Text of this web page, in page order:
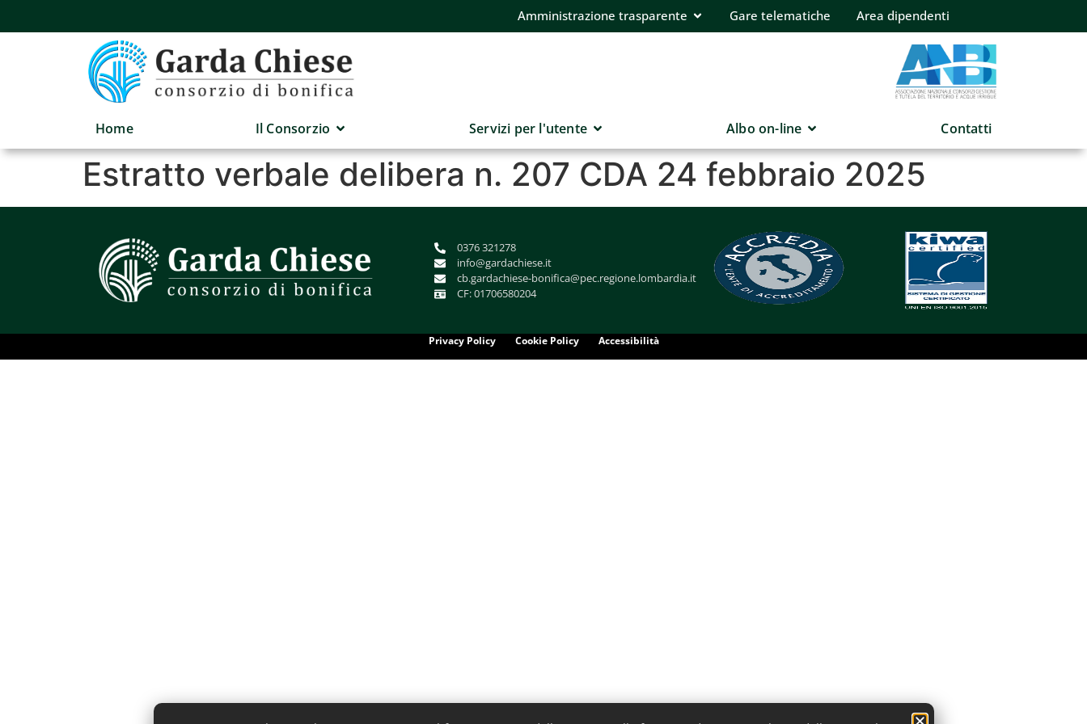
Amministrazione trasparente Gare telematiche Area dipendenti
Home Il Consorzio Servizi per l'utente Albo on-line Contatti
Estratto verbale delibera n. 207 CDA 24 febbraio 2025
0376 321278
info@gardachiese.it
cb.gardachiese-bonifica@pec.regione.lombardia.it
CF: 01706580204
Privacy Policy Cookie Policy Accessibilità